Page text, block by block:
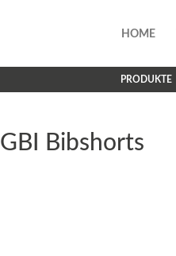
HOME
PRODUKTE
GBI Bibshorts